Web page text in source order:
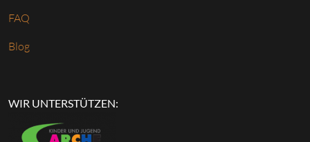
FAQ
Blog
WIR UNTERSTÜTZEN: